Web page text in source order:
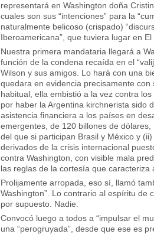
representará en Washington doña
cuales son sus “intenciones” para la
naturalmente belicoso (crispado)
Iberoamericana”, que tuviera lugar en El
Nuestra primera mandataria llegará a
función de la condena recaída en el
Wilson y sus amigos. Lo hará con una
quedara en evidencia precisamente
habitual, ella embistió a la vez contra
por haber la Argentina kirchnerista sido
asistencia financiera a los países en
emergentes, de 120 billones de
del que si participan Brasil y México y
derivados de la crisis internacional
contra Washington, con visible mala
las reglas de la cortesía que caracteriza
Prolijamente arropada, eso sí, llamó
Washington”. Lo contrario al espíritu de
por supuesto. Nadie.
Convocó luego a todos a “impulsar el
una “perogruyada”, desde que ese es